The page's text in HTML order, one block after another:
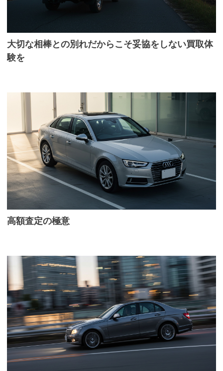
大切な相棒との別れだからこそ妥協をしない買取体
験を
高額査定の極意